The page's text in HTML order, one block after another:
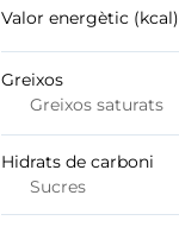
Valor energètic (kcal)
Greixos
Greixos saturats
Hidrats de carboni
Sucres